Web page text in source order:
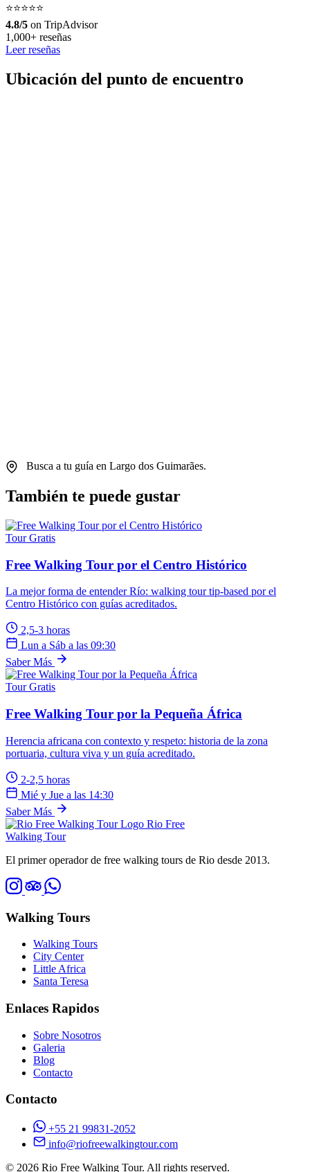
⭐⭐⭐⭐⭐
4.8/5 on TripAdvisor
1,000+ reseñas
Leer reseñas
Ubicación del punto de encuentro
Busca a tu guía en Largo dos Guimarães.
También te puede gustar
Tour Gratis
Free Walking Tour por el Centro Histórico
La mejor forma de entender Río: walking tour tip-based por el
Centro Histórico con guías acreditados.
2,5-3 horas
Lun a Sáb a las 09:30
Saber Más
Tour Gratis
Free Walking Tour por la Pequeña África
Herencia africana con contexto y respeto: historia de la zona
portuaria, cultura viva y un guía acreditado.
2-2,5 horas
Mié y Jue a las 14:30
Saber Más
Rio Free
Walking Tour
El primer operador de free walking tours de Rio desde 2013.
Walking Tours
Walking Tours
City Center
Little Africa
Santa Teresa
Enlaces Rapidos
Sobre Nosotros
Galeria
Blog
Contacto
Contacto
+55 21 99831-2052
info@riofreewalkingtour.com
© 2026 Rio Free Walking Tour. All rights reserved.